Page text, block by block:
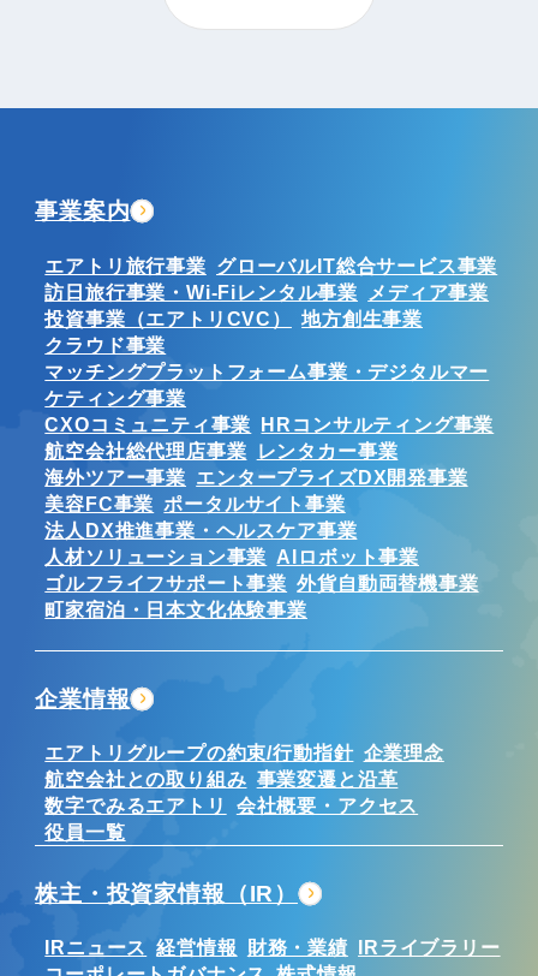
事業案内
エアトリ旅行事業 グローバルIT総合サービス事業
訪日旅行事業・Wi-Fiレンタル事業
メディア事業
投資事業（エアトリCVC）
地方創生事業
クラウド事業
マッチングプラットフォーム事業・デジタルマー
ケティング事業
CXOコミュニティ事業 HRコンサルティング事業
航空会社総代理店事業
レンタカー事業
海外ツアー事業 エンタープライズDX開発事業
美容FC事業 ポータルサイト事業
法人DX推進事業・ヘルスケア事業
人材ソリューション事業 AIロボット事業
ゴルフライフサポート事業 外貨自動両替機事業
町家宿泊・日本文化体験事業
企業情報
エアトリグループの約束/行動指針 企業理念
航空会社との取り組み 事業変遷と沿革
数字でみるエアトリ
会社概要・アクセス
役員一覧
株主・投資家情報（IR）
IRニュース 経営情報 財務・業績
IRライブラリー